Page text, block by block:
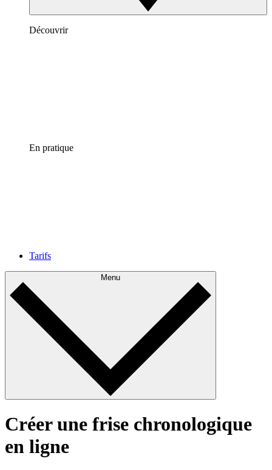
Découvrir
En pratique
Tarifs
Menu
Créer une frise chronologique
en ligne